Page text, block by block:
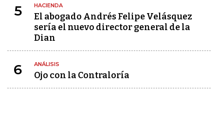
5 HACIENDA
El abogado Andrés Felipe Velásquez
sería el nuevo director general de la
Dian
6 ANÁLISIS
Ojo con la Contraloría